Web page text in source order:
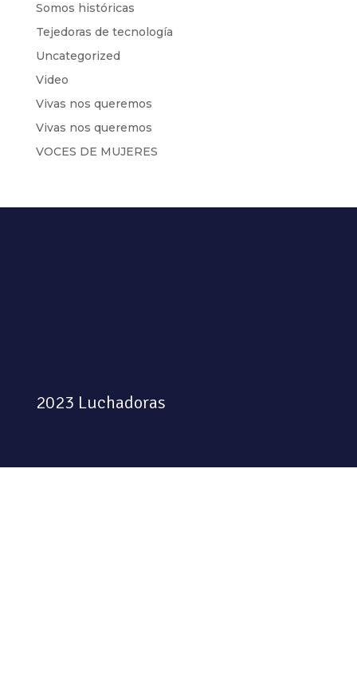
Somos históricas
Tejedoras de tecnología
Uncategorized
Video
Vivas nos queremos
Vivas nos queremos
VOCES DE MUJERES
2023 Luchadoras